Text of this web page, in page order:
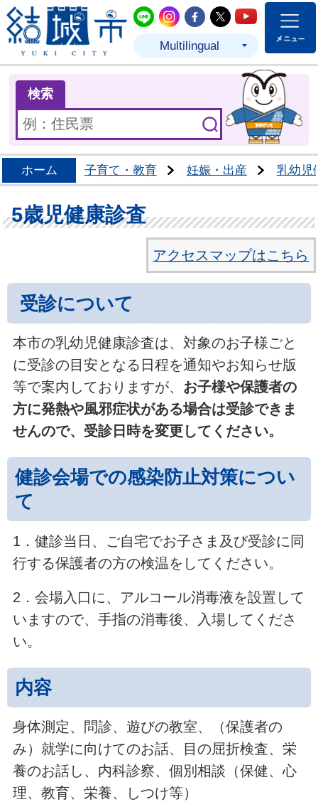
結城市公式LINE
結城市公式Instagram
結城市公式
結城市公式
結城市
Multilingual
検索
ホーム 子育て・教育 妊娠・出産 乳幼児
5歳児健康診査
アクセスマップはこちら
受診について
本市の乳幼児健康診査は、対象のお子様ごと
に受診の目安となる日程を通知やお知らせ版
等で案内しておりますが、 お子様や保護者の
方に発熱や風邪症状がある場合は受診できま
せんので、受診日時を変更してください。
健診会場での感染防止対策につい
て
1．健診当日、ご自宅でお子さま及び受診に同
行する保護者の方の検温をしてください。
2．会場入口に、アルコール消毒液を設置して
いますので、手指の消毒後、入場してくださ
い。
内容
身体測定、問診、遊びの教室、（保護者の
み）就学に向けてのお話、目の屈折検査、栄
養のお話し、内科診察、個別相談（保健、心
理、教育、栄養、しつけ等）